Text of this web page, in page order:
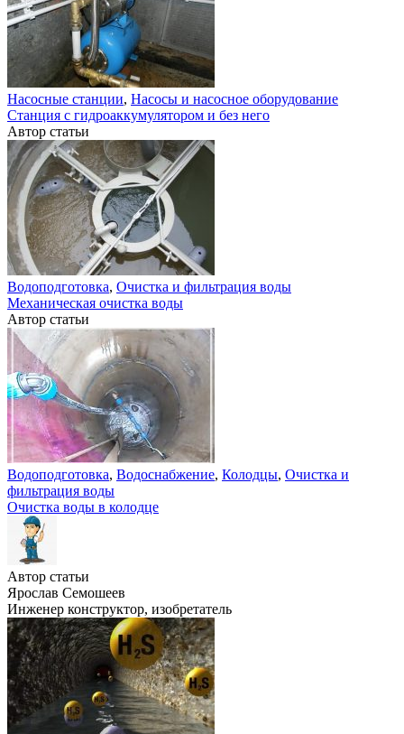
Насосные станции, Насосы и насосное оборудование
Станция с гидроаккумулятором и без него
Автор статьи
Водоподготовка, Очистка и фильтрация воды
Механическая очистка воды
Автор статьи
Водоподготовка, Водоснабжение, Колодцы, Очистка и
фильтрация воды
Очистка воды в колодце
Автор статьи
Ярослав Семошеев
Инженер конструктор, изобретатель